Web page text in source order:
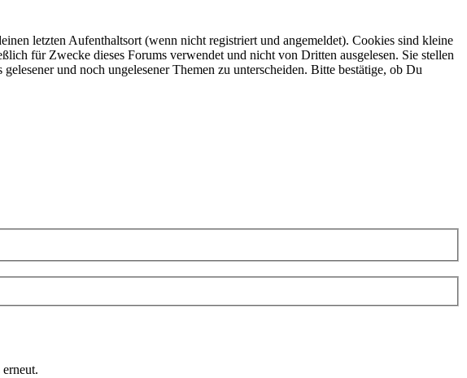
letzten Aufenthaltsort (wenn nicht registriert und angemeldet). Cookies sind kleine
für Zwecke dieses Forums verwendet und nicht von Dritten ausgelesen. Sie stellen
und noch ungelesener Themen zu unterscheiden. Bitte bestätige, ob Du